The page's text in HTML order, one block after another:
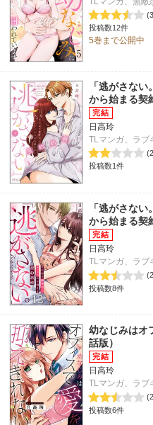
投稿数12件
5巻まで公開中
「逃がさな
から始まる契
日高玲
TLマンガ、ラブ
投稿数1件
「逃がさな
から始まる契
日高玲
TLマンガ、ラブ
投稿数8件
幼なじみはオ
話版）
日高玲
TLマンガ、ラブ
投稿数6件